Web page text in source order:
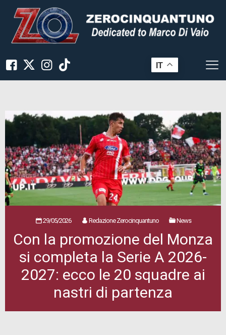
IT
29/05/2026 Redazione Zerocinquantuno News
Con la promozione del Monza
si completa la Serie A 2026-
2027: ecco le 20 squadre ai
nastri di partenza